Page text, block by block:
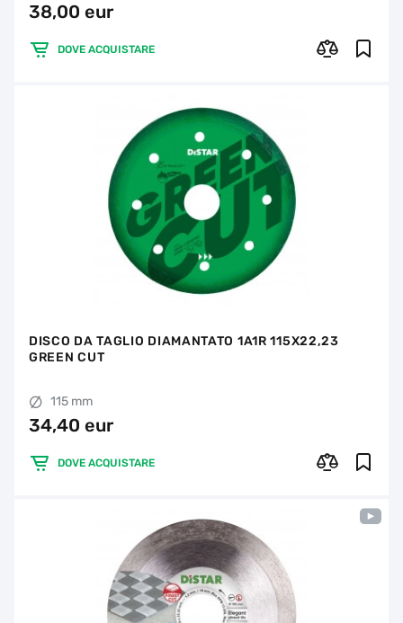
38,00 eur
DOVE ACQUISTARE
DISCO DA TAGLIO DIAMANTATO 1A1R 115X22,23
GREEN CUT
115 mm
34,40 eur
DOVE ACQUISTARE